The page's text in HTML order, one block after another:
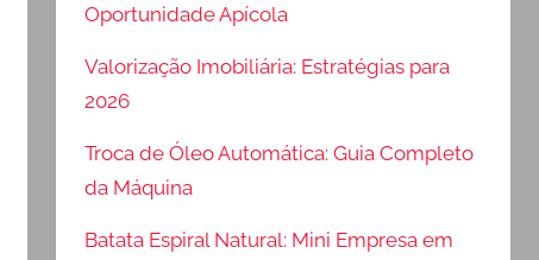
Oportunidade Apícola
Valorização Imobiliária: Estratégias para
2026
Troca de Óleo Automática: Guia Completo
da Máquina
Batata Espiral Natural: Mini Empresa em